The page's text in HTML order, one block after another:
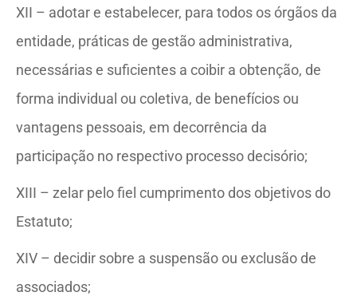
XII – adotar e estabelecer, para todos os órgãos da
entidade, práticas de gestão administrativa,
necessárias e suficientes a coibir a obtenção, de
forma individual ou coletiva, de benefícios ou
vantagens pessoais, em decorrência da
participação no respectivo processo decisório;
XIII – zelar pelo fiel cumprimento dos objetivos do
Estatuto;
XIV – decidir sobre a suspensão ou exclusão de
associados;